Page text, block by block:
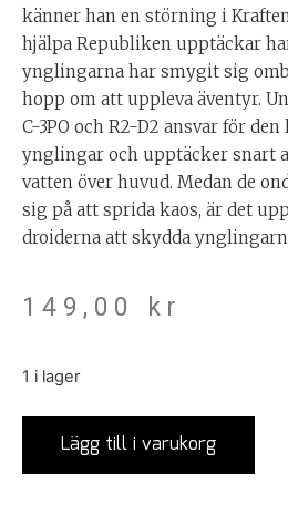
känner han en störning i
hjälpa Republiken upptäckar
ynglingarna har smygit sig
hopp om att uppleva äventyr.
C-3PO och R2-D2 ansvar för
ynglingar och upptäcker snart
vatten över huvud. Medan de
sig på att sprida kaos, är det
droiderna att skydda
149,00 kr
1 i lager
Lägg till i varukorg